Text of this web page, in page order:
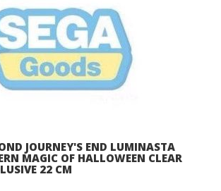
JOURNEY'S END LUMINASTA
MAGIC OF HALLOWEEN CLEAR
22 CM